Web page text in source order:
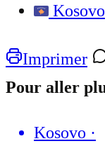
Kosovo
Imprimer
Pour aller
Kosovo ·